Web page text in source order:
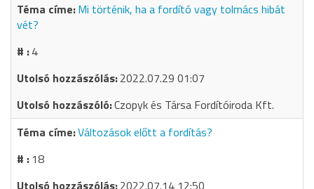
Mi történik, ha a fordító vagy tolmács hibát
vét?
4
2022.07.29 01:07
Czopyk és Társa Fordítóiroda Kft.
Változások előtt a fordítás?
18
2022.07.14 12:50